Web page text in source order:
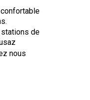
stations de
nous